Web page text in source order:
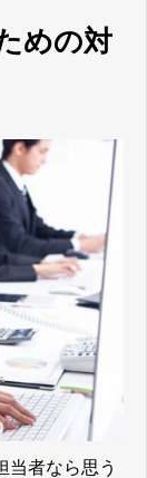
めの対
当者なら思う